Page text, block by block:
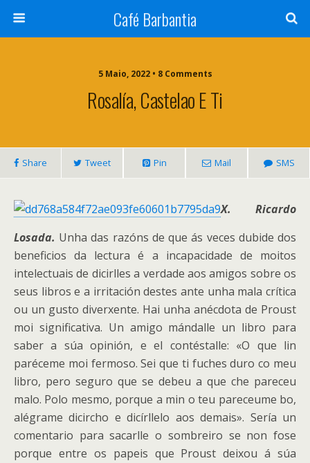
Café Barbantia
5 Maio, 2022 • 8 Comments
Rosalía, Castelao E Ti
Share Tweet Pin Mail SMS
X. Ricardo
Losada. Unha das razóns de que ás veces dubide dos
beneficios da lectura é a incapacidade de moitos
intelectuais de dicirlles a verdade aos amigos sobre os
seus libros e a irritación destes ante unha mala crítica
ou un gusto diverxente. Hai unha anécdota de Proust
moi significativa. Un amigo mándalle un libro para
saber a súa opinión, e el contéstalle: «O que lin
paréceme moi fermoso.Sei que ti fuches duro co meu
libro, pero seguro que se debeu a que che pareceu
malo. Polo mesmo, porque a min o teu pareceume bo,
alégrame dicircho e dicírllelo aos demais». Sería un
comentario para sacarlle o sombreiro se non fose
porque entre os papeis que Proust deixou á súa